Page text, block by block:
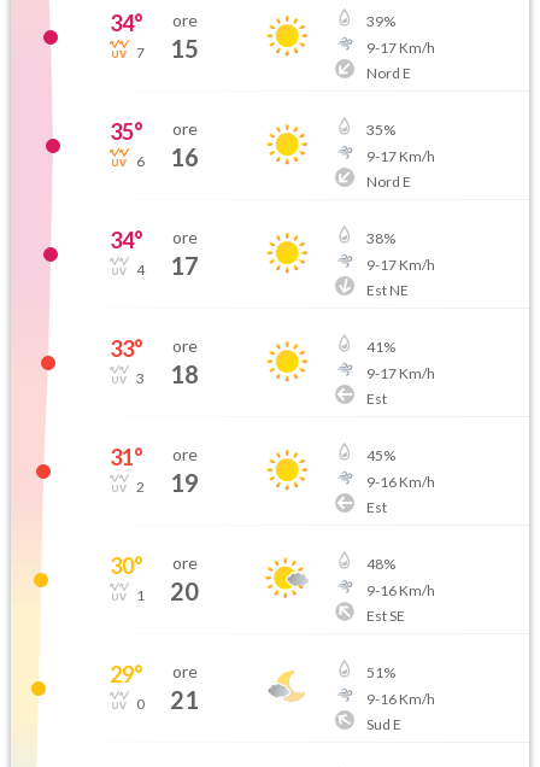
34°
7
ore
15
39%
9-17Km/h
Nord E
35°
6
ore
16
35%
9-17Km/h
Nord E
34°
4
ore
17
38%
9-17Km/h
Est NE
33°
3
ore
18
41%
9-17Km/h
Est
31°
2
ore
19
45%
9-16Km/h
Est
30°
1
ore
20
48%
9-16Km/h
Est SE
29°
0
ore
21
51%
9-16Km/h
Sud E